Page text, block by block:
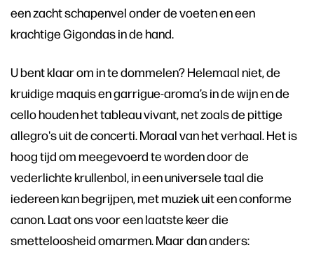
een zacht schapenvel onder de voeten en een
krachtige Gigondas in de hand.
U bent klaar om in te dommelen? Helemaal niet, de
kruidige maquis en garrigue-aroma’s in de wijn en de
cello houden het tableau vivant, net zoals de pittige
allegro's uit de concerti. Moraal van het verhaal. Het is
hoog tijd om meegevoerd te worden door de
vederlichte krullenbol, in een universele taal die
iedereen kan begrijpen, met muziek uit een conforme
canon. Laat ons voor een laatste keer die
smetteloosheid omarmen. Maar dan anders: